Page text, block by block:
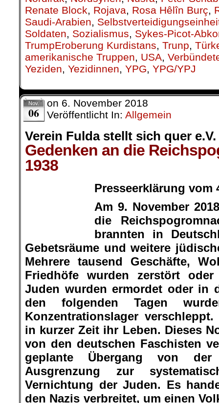
Am 9. November 2018 jährt
Reichspogromnacht von
Deutschland 1.400 Synagogen,
jüdische
Geschäfte, Wohnungen und
zerstört oder geschändet.
ermordet oder in den Suizid
Tagen wurden 30.000 Juden
verschleppt. Hunderte
Leben. Dieses
deutschen Faschisten
Übergang von der
systematischen Verfolgung und
Es handelte sich nicht, wie von
einen Volksaufstand, sondern
Shoa und zur Ermordung von
An den darauffolgenden Tagen
wurden mehr als hundert
männliche Juden verhaftet und
festgesetzt. Es herrschten
Unsicherheit, Angst und
Angstschreien der
Am 09. November 2018, gedenken
dieser Verbrechen, die der deutsche
Wir, als Fulda stellt sich quer
der Forderung, an diesem Platz in
und Gedenkareal zu errichten.